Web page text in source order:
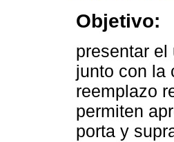
Objetivo:
presentar
junto con la
reemplazo
permiten
porta y